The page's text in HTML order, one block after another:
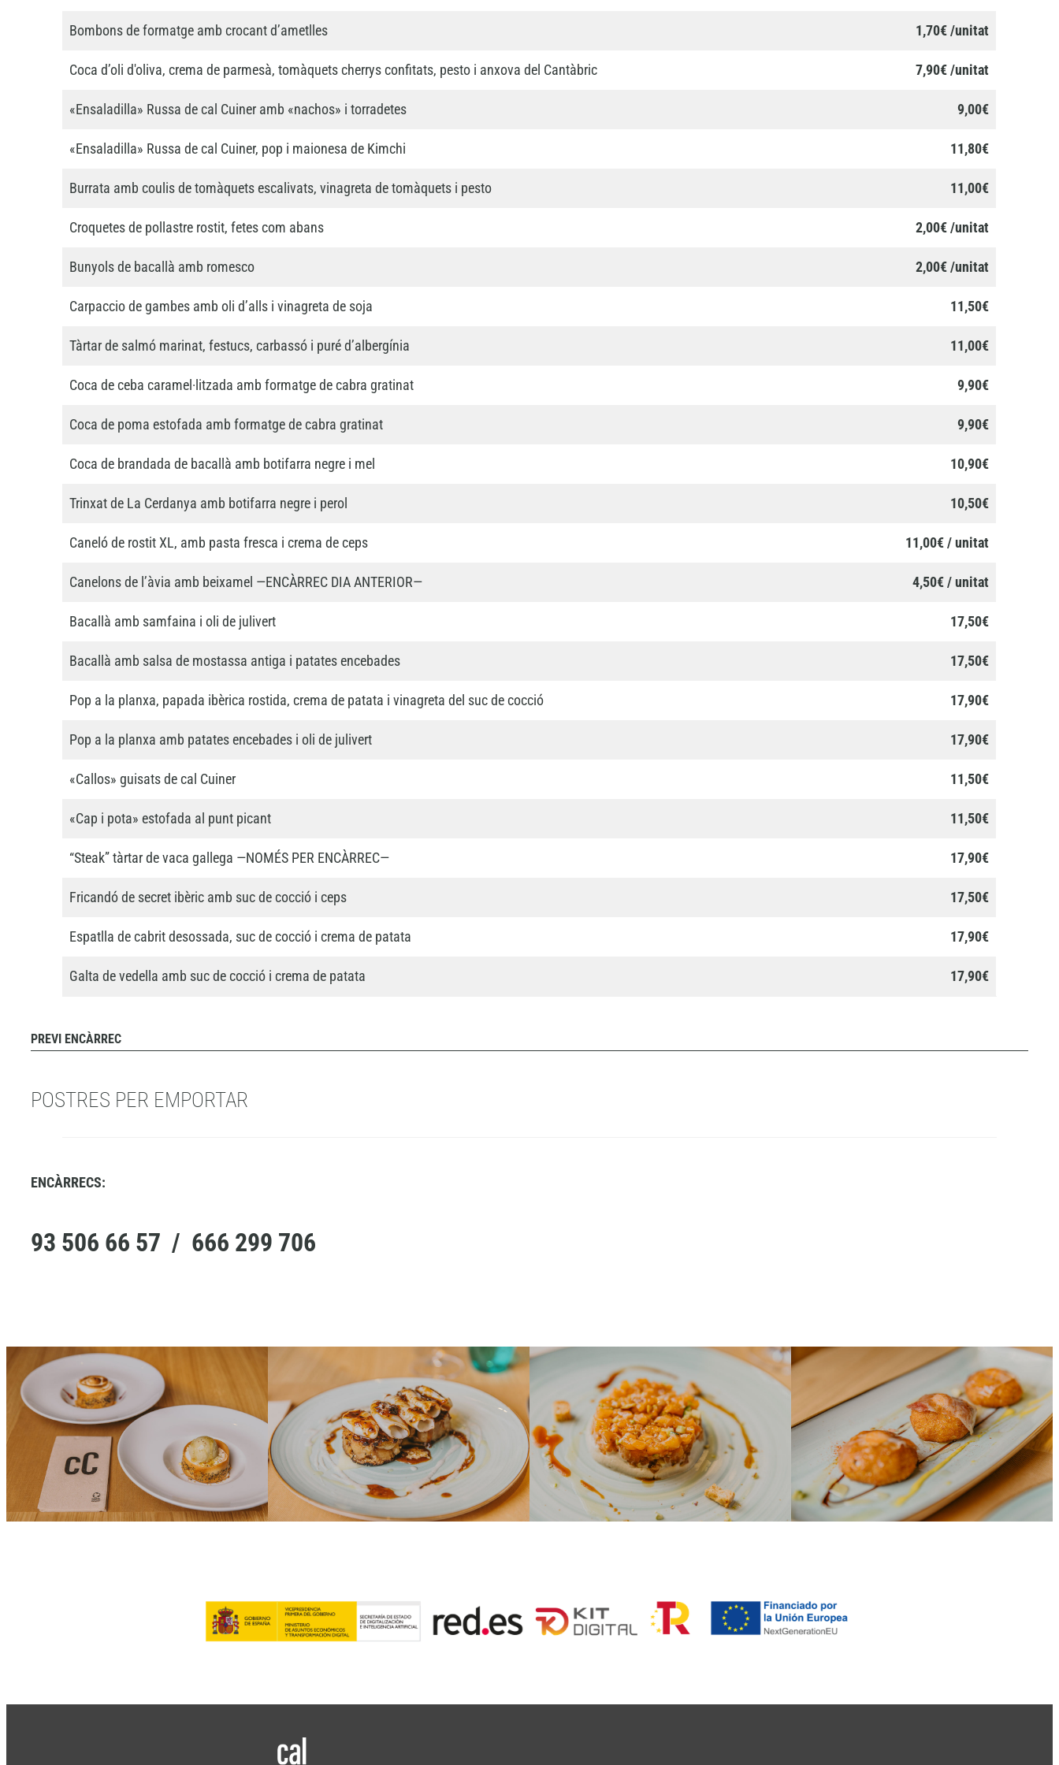
Bombons de formatge amb crocant d’ametlles 1,70€ /unitat
Coca d’oli d'oliva, crema de parmesà, tomàquets cherrys confitats, pesto i anxova del Cantàbric 7,90€ /unitat
«Ensaladilla» Russa de cal Cuiner amb «nachos» i torradetes 9,00€
«Ensaladilla» Russa de cal Cuiner, pop i maionesa de Kimchi 11,80€
Burrata amb coulis de tomàquets escalivats, vinagreta de tomàquets i pesto 11,00€
Croquetes de pollastre rostit, fetes com abans 2,00€ /unitat
Bunyols de bacallà amb romesco 2,00€ /unitat
Carpaccio de gambes amb oli d’alls i vinagreta de soja 11,50€
Tàrtar de salmó marinat, festucs, carbassó i puré d’albergínia 11,00€
Coca de ceba caramel·litzada amb formatge de cabra gratinat 9,90€
Coca de poma estofada amb formatge de cabra gratinat 9,90€
Coca de brandada de bacallà amb botifarra negre i mel 10,90€
Trinxat de La Cerdanya amb botifarra negre i perol 10,50€
Caneló de rostit XL, amb pasta fresca i crema de ceps 11,00€ / unitat
Canelons de l’àvia amb beixamel —ENCÀRREC DIA ANTERIOR— 4,50€ / unitat
Bacallà amb samfaina i oli de julivert 17,50€
Bacallà amb salsa de mostassa antiga i patates encebades 17,50€
Pop a la planxa, papada ibèrica rostida, crema de patata i vinagreta del suc de cocció 17,90€
Pop a la planxa amb patates encebades i oli de julivert 17,90€
«Callos» guisats de cal Cuiner 11,50€
«Cap i pota» estofada al punt picant 11,50€
“Steak” tàrtar de vaca gallega —NOMÉS PER ENCÀRREC— 17,90€
Fricandó de secret ibèric amb suc de cocció i ceps 17,50€
Espatlla de cabrit desossada, suc de cocció i crema de patata 17,90€
Galta de vedella amb suc de cocció i crema de patata 17,90€
PREVI ENCÀRREC
POSTRES PER EMPORTAR
ENCÀRRECS:
93 506 66 57 / 666 299 706